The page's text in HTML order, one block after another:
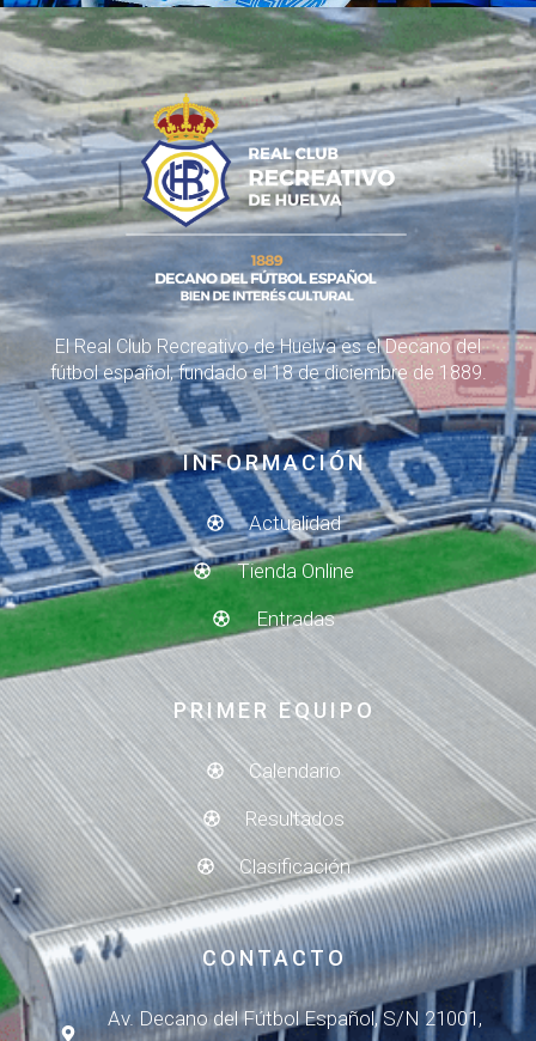
El Real Club Recreativo de Huelva es el Decano del
fútbol español, fundado el 18 de diciembre de 1889.
INFORMACIÓN
Actualidad
Tienda Online
Entradas
PRIMER EQUIPO
Calendario
Resultados
Clasificación
CONTACTO
Av. Decano del Fútbol Español, S/N 21001,